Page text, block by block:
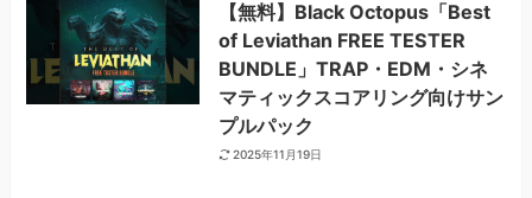
【無料】Black Octopus「Best
of Leviathan FREE TESTER
BUNDLE」TRAP・EDM・シネ
マティックスコアリング向けサン
プルパック
2025年11月19日